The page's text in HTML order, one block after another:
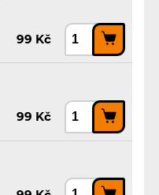
99 Kč
99 Kč